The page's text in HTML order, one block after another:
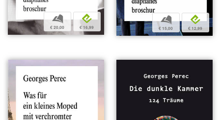
b
€ 20,00
e
€ 16,99
b
€ 15,00
e
€ 12,99